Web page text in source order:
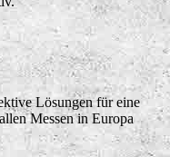
Lösungen für eine
Messen in Europa